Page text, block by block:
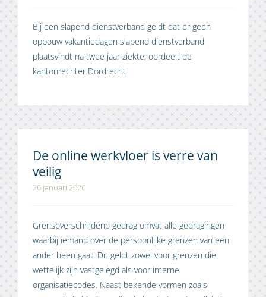
Bij een slapend dienstverband geldt dat er geen
opbouw vakantiedagen slapend dienstverband
plaatsvindt na twee jaar ziekte, oordeelt de
kantonrechter Dordrecht.
De online werkvloer is verre van
veilig
26 januari 2026
Grensoverschrijdend gedrag omvat alle gedragingen
waarbij iemand over de persoonlijke grenzen van een
ander heen gaat. Dit geldt zowel voor grenzen die
wettelijk zijn vastgelegd als voor interne
organisatiecodes. Naast bekende vormen zoals